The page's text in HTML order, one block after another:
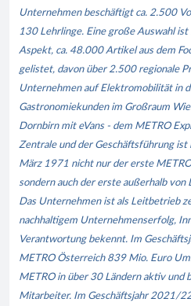
Unternehmen beschäftigt ca. 2.500
130 Lehrlinge. Eine große Auswahl
Aspekt, ca. 48.000 Artikel aus dem
gelistet, davon über 2.500 regionale
Unternehmen auf Elektromobilität in
Gastronomiekunden im Großraum
Dornbirn mit eVans - dem METRO
Zentrale und der Geschäftsführung
März 1971 nicht nur der erste
sondern auch der erste außerhalb
Das Unternehmen ist als Leitbetrieb
nachhaltigem Unternehmenserfolg,
Verantwortung bekennt. Im
METRO Österreich 839 Mio. Euro
METRO in über 30 Ländern aktiv und
Mitarbeiter. Im Geschäftsjahr 2021/